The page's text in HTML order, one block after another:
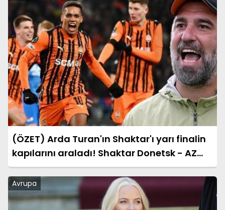
(ÖZET) Arda Turan'ın Shaktar'ı yarı finalin
kapılarını araladı! Shaktar Donetsk - AZ
Alkmaar maçı sonucu: 3-0 (UEFA
Konferans Ligi)
Avrupa